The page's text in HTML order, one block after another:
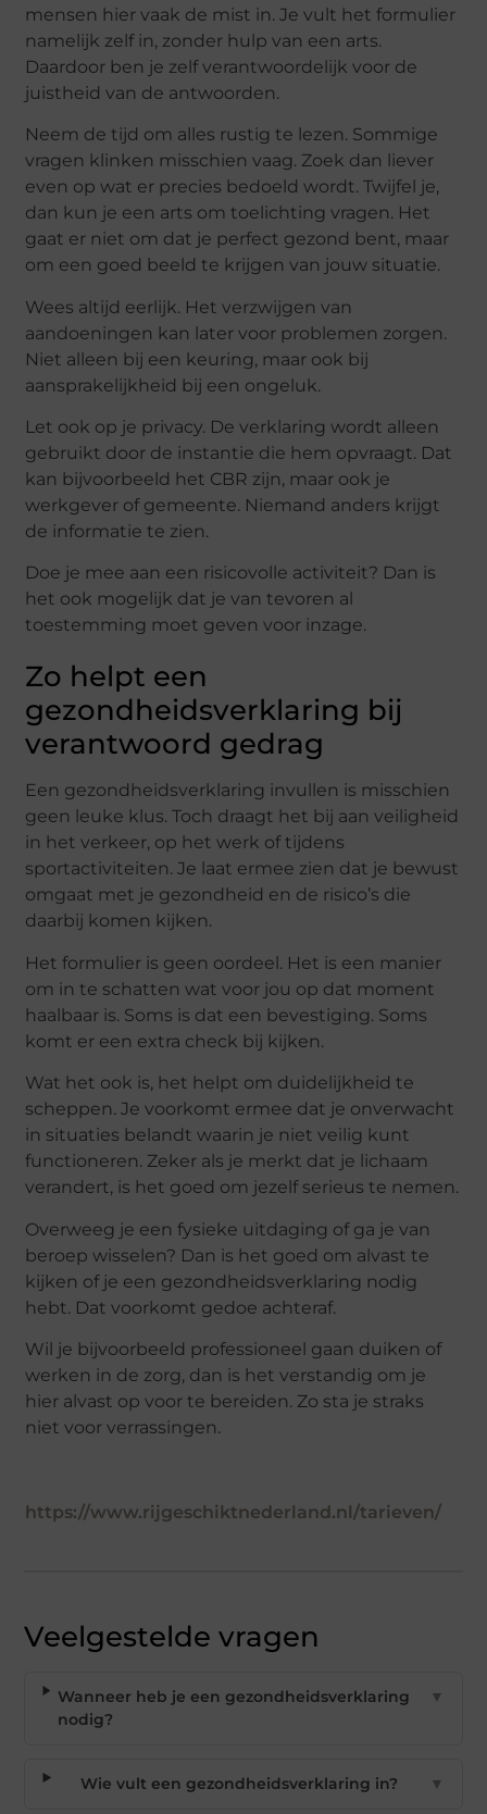
mensen hier vaak de mist in. Je vult het formulier
namelijk zelf in, zonder hulp van een arts.
Daardoor ben je zelf verantwoordelijk voor de
juistheid van de antwoorden.
Neem de tijd om alles rustig te lezen. Sommige
vragen klinken misschien vaag. Zoek dan liever
even op wat er precies bedoeld wordt. Twijfel je,
dan kun je een arts om toelichting vragen. Het
gaat er niet om dat je perfect gezond bent, maar
om een goed beeld te krijgen van jouw situatie.
Wees altijd eerlijk. Het verzwijgen van
aandoeningen kan later voor problemen zorgen.
Niet alleen bij een keuring, maar ook bij
aansprakelijkheid bij een ongeluk.
Let ook op je privacy. De verklaring wordt alleen
gebruikt door de instantie die hem opvraagt. Dat
kan bijvoorbeeld het CBR zijn, maar ook je
werkgever of gemeente. Niemand anders krijgt
de informatie te zien.
Doe je mee aan een risicovolle activiteit? Dan is
het ook mogelijk dat je van tevoren al
toestemming moet geven voor inzage.
Zo helpt een
gezondheidsverklaring bij
verantwoord gedrag
Een gezondheidsverklaring invullen is misschien
geen leuke klus. Toch draagt het bij aan veiligheid
in het verkeer, op het werk of tijdens
sportactiviteiten. Je laat ermee zien dat je bewust
omgaat met je gezondheid en de risico’s die
daarbij komen kijken.
Het formulier is geen oordeel. Het is een manier
om in te schatten wat voor jou op dat moment
haalbaar is. Soms is dat een bevestiging. Soms
komt er een extra check bij kijken.
Wat het ook is, het helpt om duidelijkheid te
scheppen. Je voorkomt ermee dat je onverwacht
in situaties belandt waarin je niet veilig kunt
functioneren. Zeker als je merkt dat je lichaam
verandert, is het goed om jezelf serieus te nemen.
Overweeg je een fysieke uitdaging of ga je van
beroep wisselen? Dan is het goed om alvast te
kijken of je een gezondheidsverklaring nodig
hebt. Dat voorkomt gedoe achteraf.
Wil je bijvoorbeeld professioneel gaan duiken of
werken in de zorg, dan is het verstandig om je
hier alvast op voor te bereiden. Zo sta je straks
niet voor verrassingen.
https://www.rijgeschiktnederland.nl/tarieven/
Veelgestelde vragen
Wanneer heb je een gezondheidsverklaring
nodig?
▼
Wie vult een gezondheidsverklaring in? ▼